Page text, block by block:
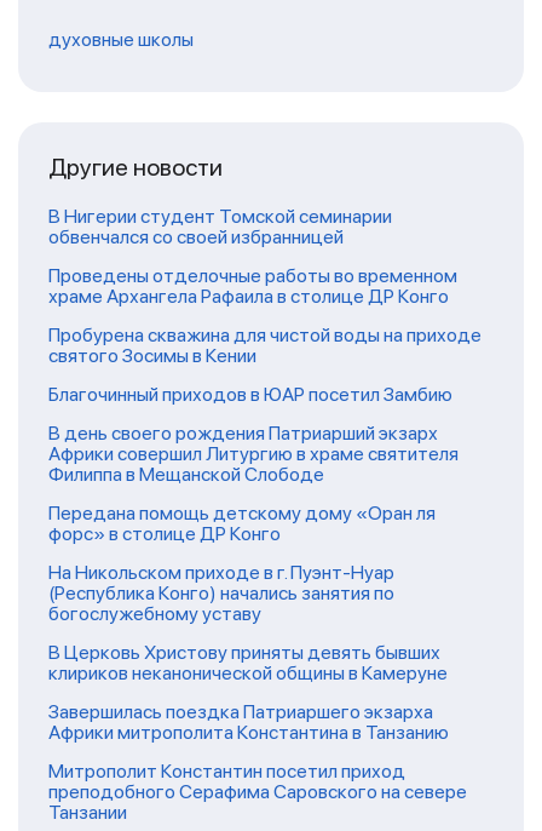
духовные школы
Другие новости
В Нигерии студент Томской семинарии
обвенчался со своей избранницей
Проведены отделочные работы во временном
храме Архангела Рафаила в столице ДР Конго
Пробурена скважина для чистой воды на приходе
святого Зосимы в Кении
Благочинный приходов в ЮАР посетил Замбию
В день своего рождения Патриарший экзарх
Африки совершил Литургию в храме святителя
Филиппа в Мещанской Слободе
Передана помощь детскому дому «Оран ля
форс» в столице ДР Конго
На Никольском приходе в г. Пуэнт-Нуар
(Республика Конго) начались занятия по
богослужебному уставу
В Церковь Христову приняты девять бывших
клириков неканонической общины в Камеруне
Завершилась поездка Патриаршего экзарха
Африки митрополита Константина в Танзанию
Митрополит Константин посетил приход
преподобного Серафима Саровского на севере
Танзании